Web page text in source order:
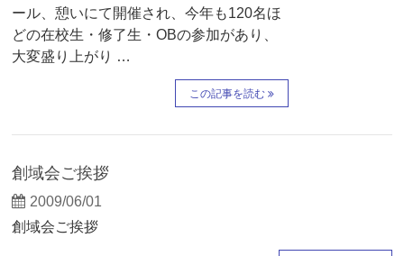
ール、憩いにて開催され、今年も120名ほ
どの在校生・修了生・OBの参加があり、
大変盛り上がり …
この記事を読む
創域会ご挨拶
2009/06/01
創域会ご挨拶